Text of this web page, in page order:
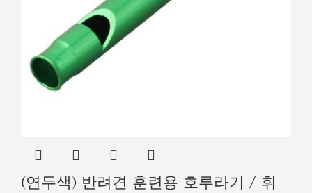
(연두색) 반려견 훈련용 호루라기 / 휘